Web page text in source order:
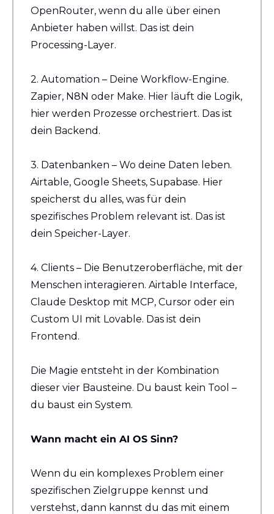
OpenRouter, wenn du alle über einen
Anbieter haben willst. Das ist dein
Processing-Layer.
2. Automation – Deine Workflow-Engine.
Zapier, N8N oder Make. Hier läuft die Logik,
hier werden Prozesse orchestriert. Das ist
dein Backend.
3. Datenbanken – Wo deine Daten leben.
Airtable, Google Sheets, Supabase. Hier
speicherst du alles, was für dein
spezifisches Problem relevant ist. Das ist
dein Speicher-Layer.
4. Clients – Die Benutzeroberfläche, mit der
Menschen interagieren. Airtable Interface,
Claude Desktop mit MCP, Cursor oder ein
Custom UI mit Lovable. Das ist dein
Frontend.
Die Magie entsteht in der Kombination
dieser vier Bausteine. Du baust kein Tool –
du baust ein System.
Wann macht ein AI OS Sinn?
Wenn du ein komplexes Problem einer
spezifischen Zielgruppe kennst und
verstehst, dann kannst du das mit einem